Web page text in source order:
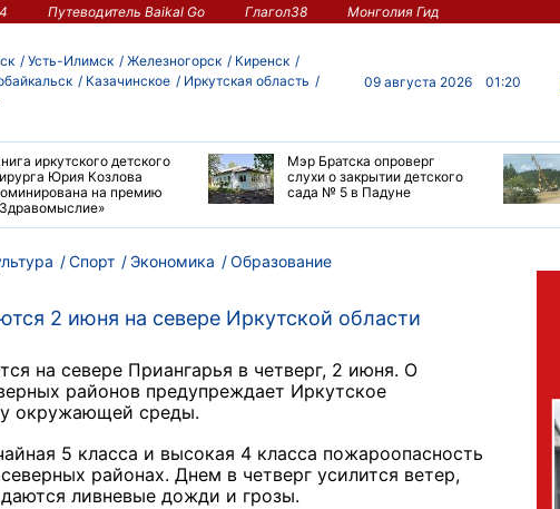
Путеводитель Baikal Go Глагол38 Монголия Гид
Усть-Илимск Железногорск
Киренск
Казачинское
Иркутская область
09 августа 2026 01:20
иркутского детского
Юрия Козлова
на премию
Мэр Братска опроверг
слухи о закрытии детского
сада № 5 в Падуне
Спорт Экономика Образование
2 июня на севере Иркутской области
на севере Приангарья в четверг, 2 июня. О
районов предупреждает Иркутское
окружающей среды.
5 класса и высокая 4 класса пожароопасность
районах. Днем в четверг усилится ветер,
ливневые дожди и грозы.